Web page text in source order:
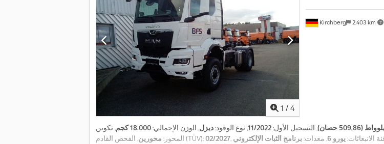
1 / 4
Kirchberg 2.403 km
, التسجيل الأول:11/2022, نوع الوقود:ديزل, الوزن الإجمالي:18.000 كجم
, تكوين
المحور: محورين , الفحص القادم (TÜV):02/2027 الانبعاثات:يورو 6 , معدات:برنامج الثبات الإلكتروني (ESP), تكييف الهواء, سخان التدفئة أثناء التوقف,